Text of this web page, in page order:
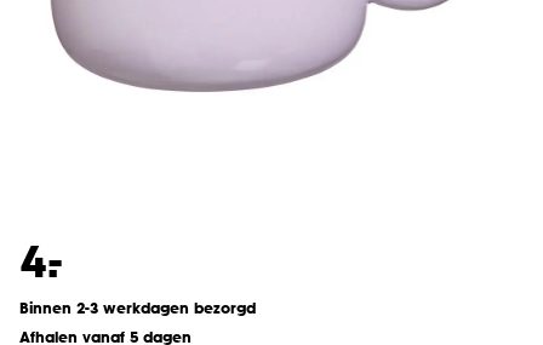
4.
-
Binnen 2-3 werkdagen bezorgd
Afhalen vanaf 5 dagen